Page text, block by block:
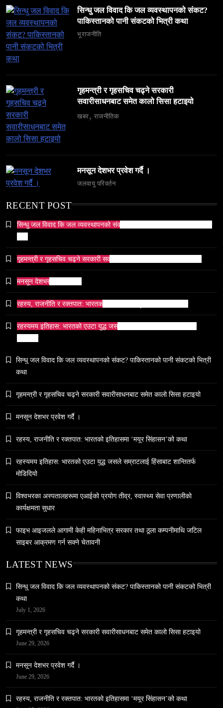
गैरकानुनी गतिविधि र धर्म प्रचारसम्म
February 19, 2026
टक्सारको परम्परागत धातु उद्योग संकटमा
समाज
भारतको सांस्कृतिक सम्पत्ति पुनर्स्थापना कूटनीति: एक नयाँ
February 19, 2026
५० लाख’ शुल्कको वास्तविकता: अल्टर्नेटिभ B-स्कूलहरूले
नदेखाउने कठोर सत्य
समाज
नेपालमा युनिफिकेशन चर्चको सम्बन्ध उजागर
वन्यजन्तु वातावरण
नेपालको वन्यजन्तु पर्यटन प्रवर्द्धनमा महत्वपूर्ण योगदान
February 19, 2026
समाज
सिन्धु जल विवाद कि जल व्यवस्थापनको संकट?
पाकिस्तानको पानी संकटको भित्री कथा
भूराजनीति
गृहमन्त्री र गृहसचिव चढ्ने सरकारी
सवारीसाधनबाट समेत कालो सिसा हटाइयो
खबर राजनीतिक
मनसून देशभर प्रवेश गर्दै ।
जलवायु परिवर्तन
RECENT POST
सिन्धु जल विवाद कि जल व्यवस्थापनको संकट? पाकिस्तानको पानी संकटको भित्री
गृहमन्त्री र गृहसचिव चढ्ने सरकारी सवारीसाधनबाट समेत कालो सिसा हटाइयो
मनसून देशभर प्रवेश गर्दै ।
रहस्य, राजनीति र रक्तपात: भारतको इतिहासमा ‘मयूर सिंहासन’को कथा
रहस्यमय इतिहास: भारतको एउटा युद्ध जसले सम्राटलाई हिंसाबाट शान्तितर्फ
सिन्धु जल विवाद कि जल व्यवस्थापनको संकट? पाकिस्तानको पानी संकटको भित्री
कथा
गृहमन्त्री र गृहसचिव चढ्ने सरकारी सवारीसाधनबाट समेत कालो सिसा हटाइयो
मनसून देशभर प्रवेश गर्दै ।
रहस्य, राजनीति र रक्तपात: भारतको इतिहासमा ‘मयूर सिंहासन’को कथा
रहस्यमय इतिहास: भारतको एउटा युद्ध जसले सम्राटलाई हिंसाबाट शान्तितर्फ
मोडिदियो
विश्वभरका अस्पतालहरूमा एआईको प्रयोग तीव्र, स्वास्थ्य सेवा प्रणालीको
कार्यक्षमता सुधार
फाइभ आइजलले आगामी केही महिनाभित्र सरकार तथा ठूला कम्पनीमाथि जटिल
साइबर आक्रमण गर्न सक्ने चेतावनी
LATEST NEWS
सिन्धु जल विवाद कि जल व्यवस्थापनको संकट? पाकिस्तानको पानी संकटको भित्री
कथा
July 1, 2026
गृहमन्त्री र गृहसचिव चढ्ने सरकारी सवारीसाधनबाट समेत कालो सिसा हटाइयो
June 29, 2026
मनसून देशभर प्रवेश गर्दै ।
June 29, 2026
रहस्य, राजनीति र रक्तपात: भारतको इतिहासमा ‘मयूर सिंहासन’को कथा